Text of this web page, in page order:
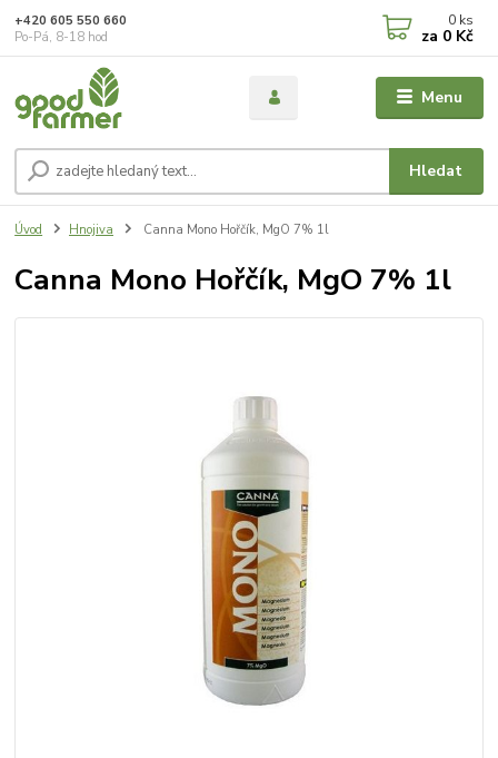
Menu
Hledat
+420 605 550 660
Po-Pá, 8-18 hod
0 ks
za 0 Kč
Úvod Hnojiva Canna Mono Hořčík, MgO 7% 1l
Canna Mono Hořčík, MgO 7% 1l